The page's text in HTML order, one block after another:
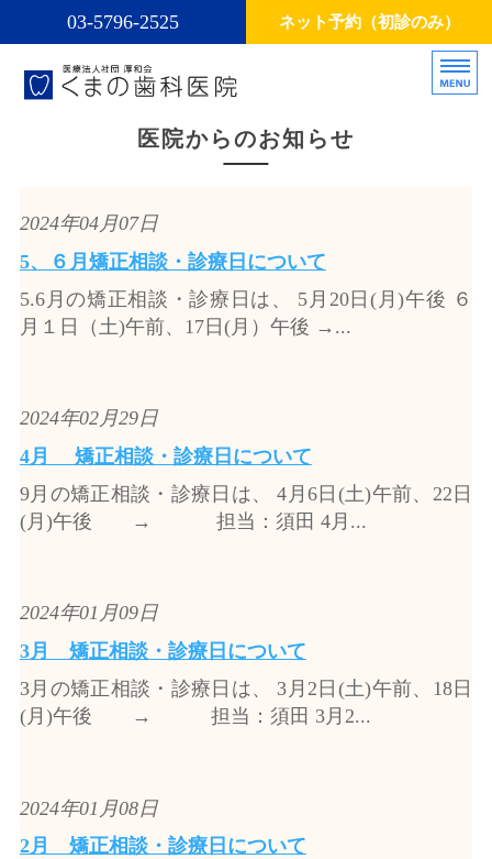
医療法人社団厚和会くまの歯科
スタッフ
インプラント
医院からのお知らせ
2024年04月07日
5、６月矯正相談・診療日について
5.6月の矯正相談・診療日は、 5月20日(月)午後 ６
月１日（土)午前、17日(月）午後 →...
2024年02月29日
4月 矯正相談・診療日について
9月の矯正相談・診療日は、 4月6日(土)午前、22日
(月)午後 → 担当：須田 4月...
2024年01月09日
3月 矯正相談・診療日について
3月の矯正相談・診療日は、 3月2日(土)午前、18日
(月)午後 → 担当：須田 3月2...
2024年01月08日
2月 矯正相談・診療日について
03-5796-2525 ネット予約（初診のみ）